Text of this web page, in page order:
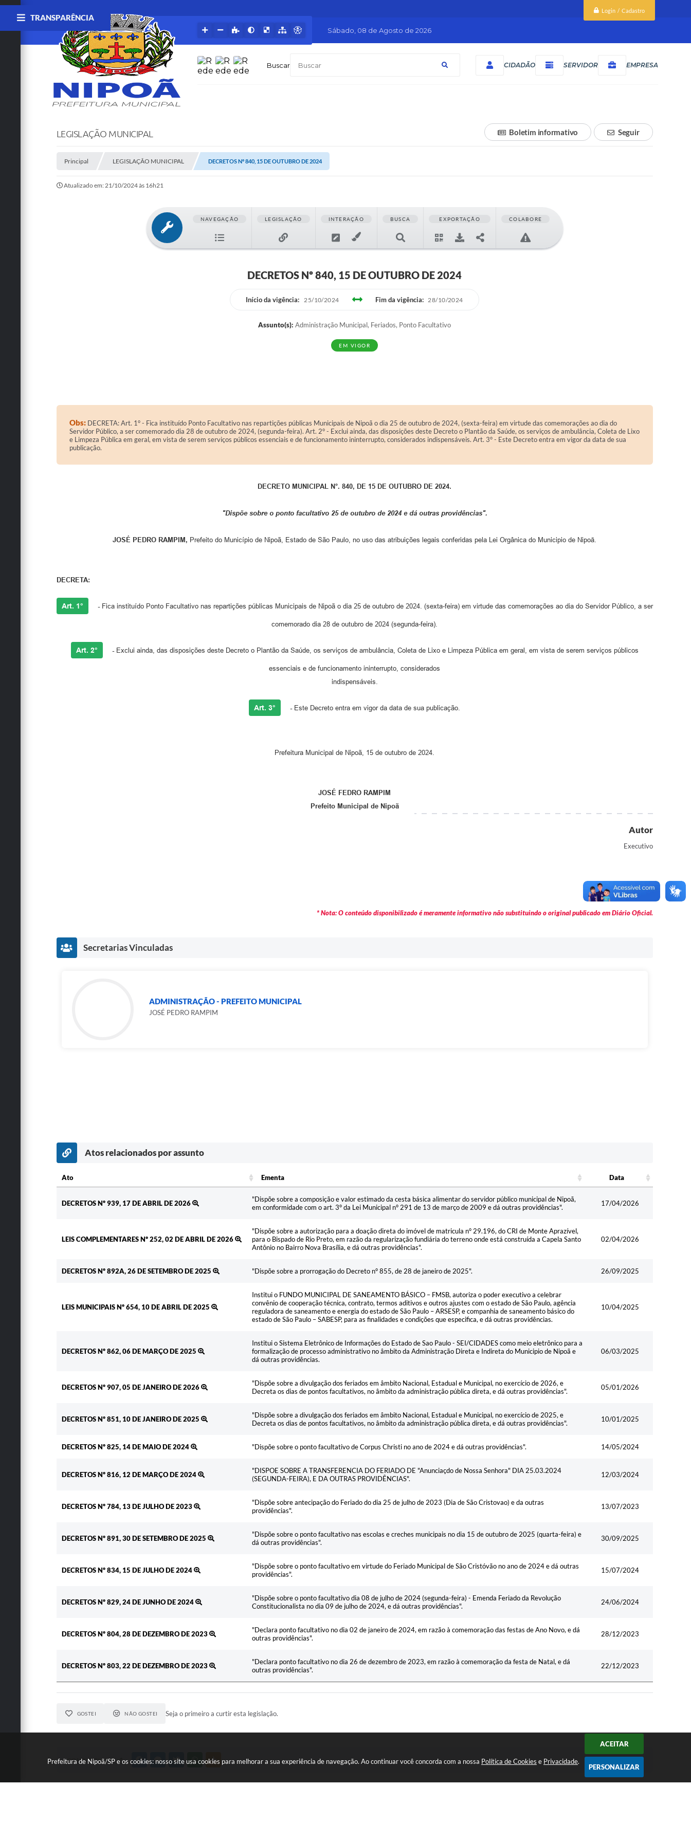
Prefeitura de Nipoã/SP e os cookies: nosso site usa cookies para melhorar a sua experiência de navegação. Ao continuar você concorda com a nossa Política de Cookies e Privacidade.
ACEITAR
PERSONALIZAR
Login / Cadastro
Buscar CIDADÃO SERVIDOR EMPRESA
Sábado 08 de Agosto de 2026
TRANSPARÊNCIA
LEGISLAÇÃO MUNICIPAL Seguir
Boletim informativo
Principal LEGISLAÇÃO MUNICIPAL DECRETOS Nº 840, 15 DE OUTUBRO DE 2024
Atualizado em: 21/10/2024 às 16h21
NAVEGAÇÃO LEGISLAÇÃO INTERAÇÃO BUSCA EXPORTAÇÃO COLABORE
DECRETOS Nº 840, 15 DE OUTUBRO DE 2024
Início da vigência: 25/10/2024 Fim da vigência: 28/10/2024
Assunto(s): Administração Municipal, Feriados, Ponto Facultativo
EM VIGOR
Obs:DECRETA: Art. 1° - Fica instituído Ponto Facultativo nas repartições públicas Municipais de Nipoã o dia 25 de outubro de 2024, (sexta-feira) em virtude das comemorações ao dia do
Servidor Público, a ser comemorado dia 28 de outubro de 2024, (segunda-feira). Art. 2° - Exclui ainda, das disposições deste Decreto o Plantão da Saúde, os serviços de ambulância, Coleta de Lixo
e Limpeza Pública em geral, em vista de serem serviços públicos essenciais e de funcionamento ininterrupto, considerados indispensáveis. Art. 3° - Este Decreto entra em vigor da data de sua
publicação.
DECRETO MUNICIPAL N°. 840, DE 15 DE OUTUBRO DE 2024.
"Dispõe sobre o ponto facultativo 25 de outubro de 2024 e dá outras providências".
JOSÉ PEDRO RAMPIM, Prefeito do Município de Nipoã, Estado de São Paulo, no uso das atribuições legais conferidas pela Lei Orgânica do Municipio de Nipoā.
DECRETA:
Art. 1° -Fica instituído Ponto Facultativo nas repartições públicas Municipais de Nipoã o dia 25 de outubro de 2024. (sexta-feira) em virtude das comemorações ao dia do Servidor Público, a ser
comemorado dia 28 de outubro de 2024 (segunda-feira).
Art. 2° -Exclui ainda, das disposições deste Decreto o Plantão da Saúde, os serviços de ambulância, Coleta de Lixo e Limpeza Pública em geral, em vista de serem serviços públicos
essenciais e de funcionamento ininterrupto, considerados
indispensáveis.
Art. 3° -Este Decreto entra em vigor da data de sua publicação.
Prefeitura Municipal de Nipoã, 15 de outubro de 2024.
JOSÉ FEDRO RAMPIM
Prefeito Municipal de Nipoã
Autor
Executivo
* Nota: O conteúdo disponibilizado é meramente informativo não substituindo o original publicado em Diário Oficial.
Secretarias Vinculadas
ADMINISTRAÇÃO - PREFEITO MUNICIPAL
JOSÉ PEDRO RAMPIM
Atos relacionados por assunto
Ato Ementa
Data
DECRETOS Nº 939, 17 DE ABRIL DE 2026
"Dispõe sobre a composição e valor estimado da cesta básica alimentar do servidor público municipal de Nipoã,
em conformidade com o art. 3° da Lei Municipal n° 291 de 13 de março de 2009 e dá outras providências".
17/04/2026
LEIS COMPLEMENTARES Nº 252, 02 DE ABRIL DE 2026
"Dispõe sobre a autorização para a doação direta do imóvel de matricula n° 29.196, do CRI de Monte Aprazível,
para o Bispado de Rio Preto, em razão da regularização fundiária do terreno onde está construída a Capela Santo
Antônio no Bairro Nova Brasília, e dá outras providências".
02/04/2026
DECRETOS Nº 892A, 26 DE SETEMBRO DE 2025 "Dispõe sobre a prorrogação do Decreto n° 855, de 28 de janeiro de 2025". 26/09/2025
LEIS MUNICIPAIS Nº 654, 10 DE ABRIL DE 2025
Institui o FUNDO MUNICIPAL DE SANEAMENTO BÁSICO – FMSB, autoriza o poder executivo a celebrar
convênio de cooperação técnica, contrato, termos aditivos e outros ajustes com o estado de São Paulo, agência
reguladora de saneamento e energia do estado de São Paulo – ARSESP, e companhia de saneamento básico do
estado de São Paulo – SABESP, para as finalidades e condições que especifica, e dá outras providências.
10/04/2025
DECRETOS Nº 862, 06 DE MARÇO DE 2025
Institui o Sistema Eletrônico de Informações do Estado de Sao Paulo - SEI/CIDADES como meio eletrônico para a
formalização de processo administrativo no âmbito da Administração Direta e Indireta do Municipio de Nipoã e
dá outras providências.
06/03/2025
DECRETOS Nº 907, 05 DE JANEIRO DE 2026
"Dispõe sobre a divulgação dos feriados em âmbito Nacional, Estadual e Municipal, no exercício de 2026, e
Decreta os dias de pontos facultativos, no âmbito da administração pública direta, e dá outras providências".
05/01/2026
DECRETOS Nº 851, 10 DE JANEIRO DE 2025
"Dispõe sobre a divulgação dos feriados em âmbito Nacional, Estadual e Municipal, no exercício de 2025, e
Decreta os dias de pontos facultativos, no âmbito da administração pública direta, e dá outras providências".
10/01/2025
DECRETOS Nº 825, 14 DE MAIO DE 2024 "Dispõe sobre o ponto facultativo de Corpus Christi no ano de 2024 e dá outras providências". 14/05/2024
DECRETOS Nº 816, 12 DE MARÇO DE 2024
"DISPOE SOBRE A TRANSFERENCIA DO FERIADO DE "Anunciaçdo de Nossa Senhora" DIA 25.03.2024
(SEGUNDA-FEIRA), E DA OUTRAS PROVIDÊNCIAS".
12/03/2024
DECRETOS Nº 784, 13 DE JULHO DE 2023
"Dispõe sobre antecipação do Feriado do dia 25 de julho de 2023 (Dia de São Cristovao) e da outras
providências".
13/07/2023
DECRETOS Nº 891, 30 DE SETEMBRO DE 2025
"Dispõe sobre o ponto facultativo nas escolas e creches municipais no dia 15 de outubro de 2025 (quarta-feira) e
dá outras providências".
30/09/2025
DECRETOS Nº 834, 15 DE JULHO DE 2024
"Dispõe sobre o ponto facultativo em virtude do Feriado Municipal de São Cristóvão no ano de 2024 e dá outras
providências".
15/07/2024
DECRETOS Nº 829, 24 DE JUNHO DE 2024
"Dispõe sobre o ponto facultativo dia 08 de julho de 2024 (segunda-feira) - Emenda Feriado da Revolução
Constitucionalista no dia 09 de julho de 2024, e dá outras providências".
24/06/2024
DECRETOS Nº 804, 28 DE DEZEMBRO DE 2023
"Declara ponto facultativo no dia 02 de janeiro de 2024, em razão à comemoração das festas de Ano Novo, e dá
outras providências".
28/12/2023
DECRETOS Nº 803, 22 DE DEZEMBRO DE 2023
"Declara ponto facultativo no dia 26 de dezembro de 2023, em razão à comemoração da festa de Natal, e dá
outras providências".
22/12/2023
GOSTEI NÃO GOSTEI Seja o primeiro a curtir esta legislação.
COMPARTILHAR FACEBOOKMESSENGER
TWITTERWHATSAPPOUTRAS MÍDIAS